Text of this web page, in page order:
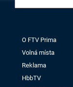
O FTV Prima
Volná místa
Reklama
HbbTV